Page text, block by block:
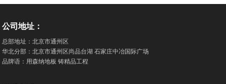
公司地址：
总部地址：北京市通州区
华北分部：北京市通州区尚品台湖 石家庄中冶国际广场
品牌语：用森纳地板 铸精品工程